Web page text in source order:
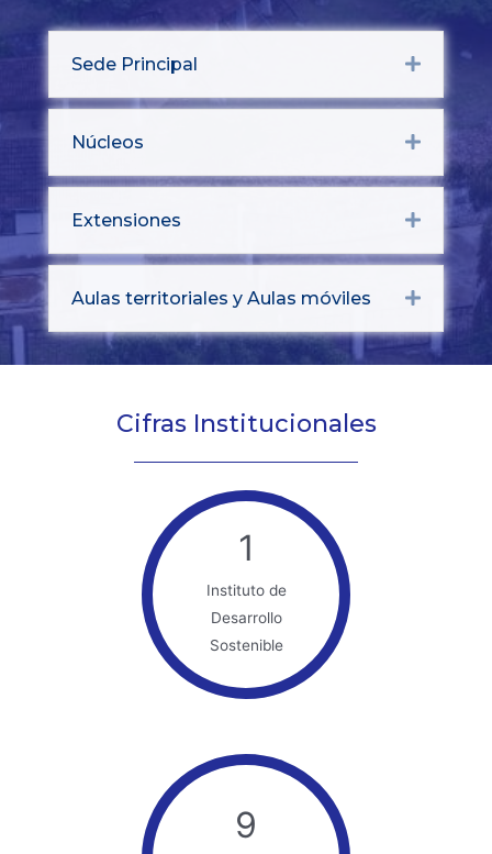
Sede Principal Expand
Núcleos Expand
Extensiones Expand
Aulas territoriales y Aulas móviles Expand
Cifras Institucionales
1
Instituto de
Desarrollo
Sostenible
9